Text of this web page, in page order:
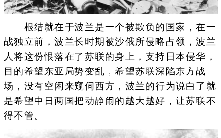
根结就在于波兰是一个被欺负的国家，在一
战独立前，波兰长时期被沙俄所侵略占领，波兰
人将这份恨落在了苏联的身上，支持日本侵华，
目的希望东亚局势变乱，希望苏联深陷东方战
场，没有空闲来窥伺西方，波兰的行为说白了就
是希望中日两国把动静闹的越大越好，让苏联不
得不管。